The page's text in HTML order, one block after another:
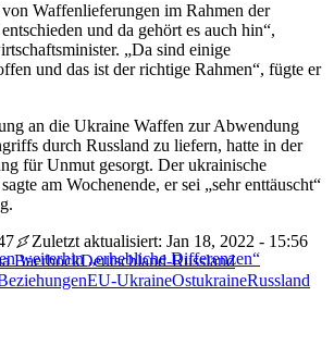
Waffenlieferungen im Rahmen der
und da gehört es auch hin“,
„Da sind einige
und das ist der richtige Rahmen“, fügte er
an die Ukraine Waffen zur Abwendung
durch Russland zu liefern, hatte in der
für Unmut gesorgt. Der ukrainische
am Wochenende, er sei „sehr enttäuscht“
weiterhin „erhebliche Differenzen“
Zuletzt aktualisiert: Jan 18, 2022 - 15:56
BaerbockDeutschland-Russland
EU-UkraineOstukraineRussland